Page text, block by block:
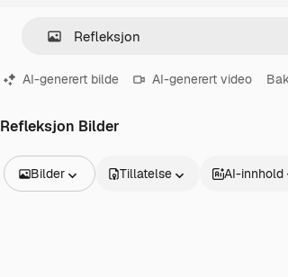
AI-generert bilde AI-generert video
Refleksjon Bilder
Bilder Tillatelse AI-innhold